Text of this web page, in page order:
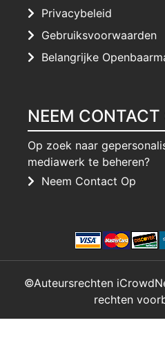
Privacybeleid
Gebruiksvoorwaarden
Belangrijke
NEEM CONTACT
Op zoek naar
mediawerk te beheren?
Neem Contact Op
©Auteursrechten
rechten